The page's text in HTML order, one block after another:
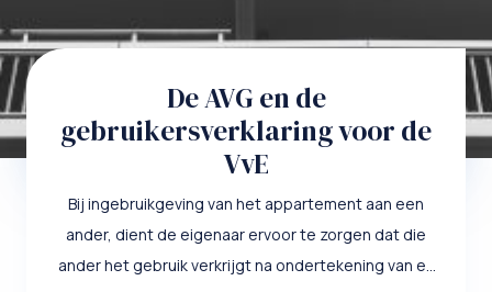
De AVG en de
gebruikersverklaring voor de
VvE
Bij ingebruikgeving van het appartement aan een
ander, dient de eigenaar ervoor te zorgen dat die
ander het gebruik verkrijgt na ondertekening van en